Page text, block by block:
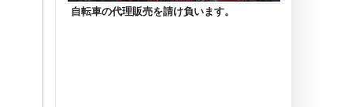
自転車の代理販売を請け負います。